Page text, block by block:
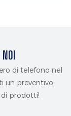
di telefono nel
un preventivo
prodotti!